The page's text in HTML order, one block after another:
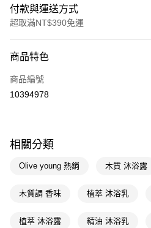
付款與運送方式
超取滿NT$390免運
POYA支付
信用卡一次付款
悠遊付
Google Pay
商品特色
商品編號
10394978
相關分類
Olive young 熱銷 木質 沐浴露
木質調 香味 植萃 沐浴乳
植萃 沐浴露 精油 沐浴乳